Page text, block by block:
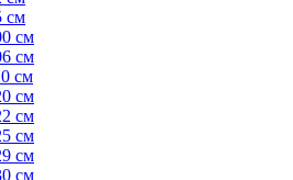
см
см
см
см
см
см
см
см
см